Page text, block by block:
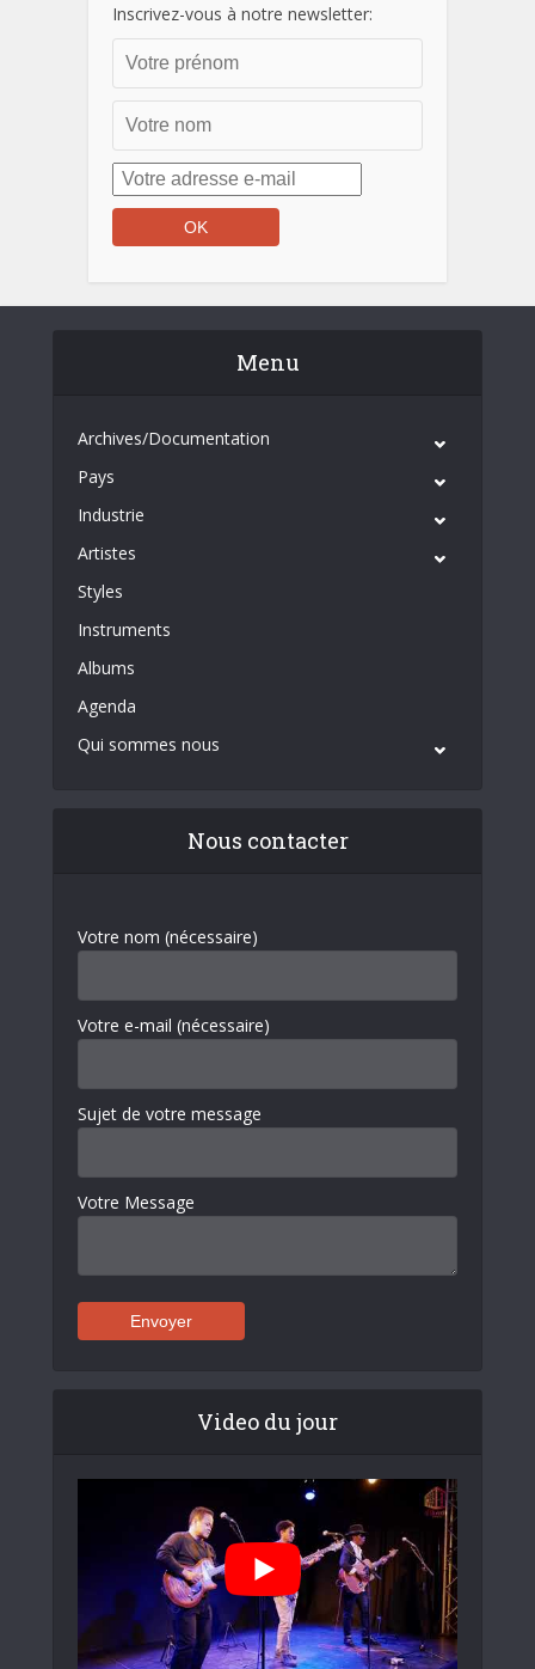
Inscrivez-vous à notre newsletter:
Menu
Archives/Documentation
Pays
Industrie
Artistes
Styles
Instruments
Albums
Agenda
Qui sommes nous
Nous contacter
Votre nom (nécessaire)
Votre e-mail (nécessaire)
Sujet de votre message
Votre Message
Video du jour